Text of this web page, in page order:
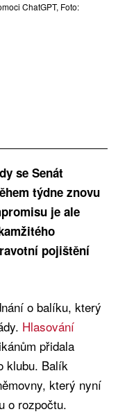
ChatGPT, Foto:
se Senát
týdne znovu
je ale
pojištění
o balíku, který
Hlasování
přidala
klubu. Balík
který nyní
o rozpočtu.